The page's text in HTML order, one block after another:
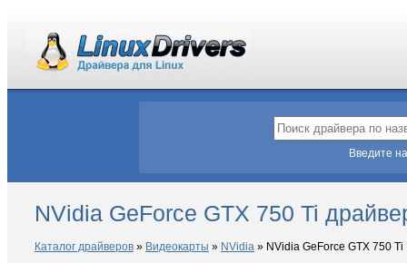
Введите
NVidia GeForce GTX 750 Ti
Каталог драйверов » Видеокарты » NVidia » NVidia GeForce GTX 750 Ti